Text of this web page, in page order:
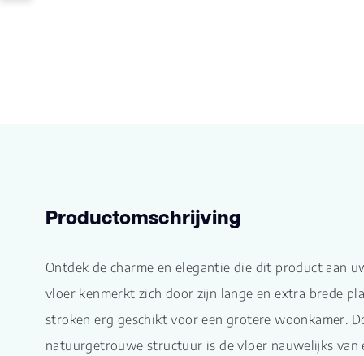
Productomschrijving
Ontdek de charme en elegantie die dit product aan
vloer kenmerkt zich door zijn lange en extra brede
stroken erg geschikt voor een grotere woonkamer.
natuurgetrouwe structuur is de vloer nauwelijks van